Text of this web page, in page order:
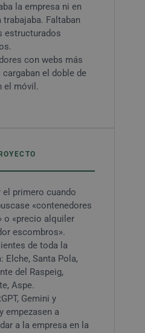
la empresa ni en
trabajaba. Faltaban
estructurados
con webs más
el doble de
el móvil.
el primero cuando
«contenedores
o «precio alquiler
escombros».
de toda la
Elche, Santa Pola,
del Raspeig,
Aspe.
Gemini y
empezasen a
a la empresa en la